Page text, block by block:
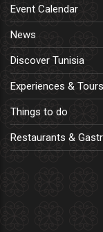
Event Calendar
News
Discover Tunisia
Experiences & Tours
Things to do
Restaurants &